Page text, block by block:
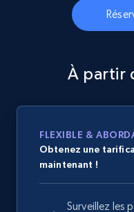
À partir
FLEXIBLE &
Obtenez une
maintenant !
Surveillez les